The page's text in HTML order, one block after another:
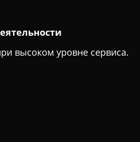
высоком уровне сервиса.